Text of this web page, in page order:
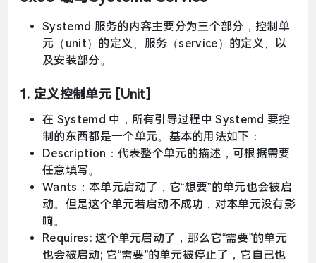
Systemd 服务的内容主要分为三个部分，控制单
元（unit）的定义、服务（service）的定义、以
及安装部分。
1. 定义控制单元 [Unit]
在 Systemd 中，所有引导过程中 Systemd 要控
制的东西都是一个单元。基本的用法如下：
Description：代表整个单元的描述，可根据需要
任意填写。
Wants：本单元启动了，它“想要”的单元也会被启
动。但是这个单元若启动不成功，对本单元没有影
响。
Requires: 这个单元启动了，那么它“需要”的单元
也会被启动; 它“需要”的单元被停止了，它自己也